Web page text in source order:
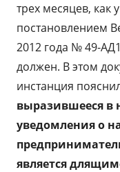
трех месяцев, как
постановлением
2012 года № 49-
должен. В этом
инстанция
выразившееся в
уведомления о
является